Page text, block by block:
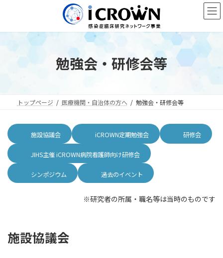
ン
ー
勉強会・研修会等
トップページ 医療機関・自治体の方へ 勉強会・研修会等
施設協議会 iCROWN定期勉強会 研修会
JIHS主催 iCROWN病院看護師向け研修会
シンポジウム 過去のイベント
※研究者の所属・職名等は当時のものです
施設協議会